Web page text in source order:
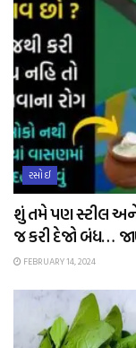
રસોઈ
શું તમે પણ સ્ટીલ અને
જ કરી દેજો બંધ…
FEBRUARY 14, 2024